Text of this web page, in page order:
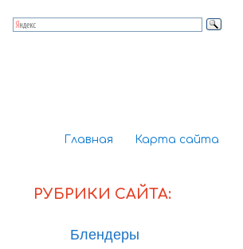
Главная Карта сайта
РУБРИКИ САЙТА:
Блендеры